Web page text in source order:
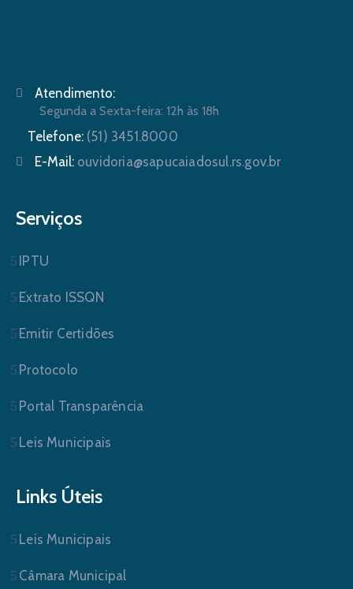
Atendimento:
Segunda a Sexta-feira: 12h às 18h
Telefone: (51) 3451.8000
E-Mail: ouvidoria@sapucaiadosul.rs.gov.br
Serviços
IPTU
Extrato ISSQN
Emitir Certidões
Protocolo
Portal Transparência
Leis Municipais
Links Úteis
Leis Municipais
Câmara Municipal